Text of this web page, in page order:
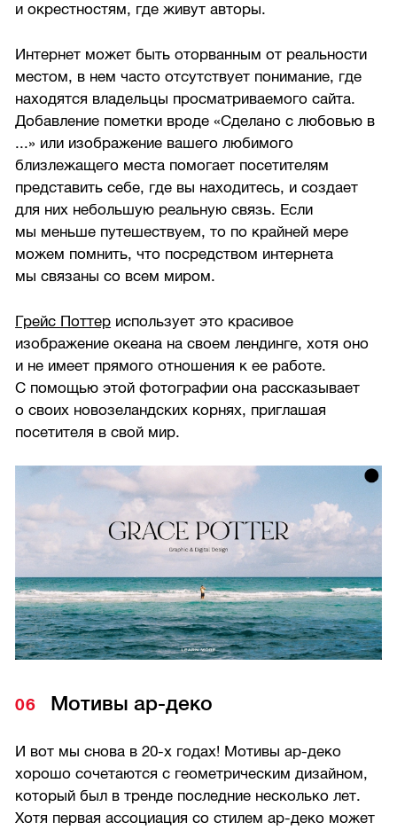
и окрестностям, где живут авторы.
Интернет может быть оторванным от реальности
местом, в нем часто отсутствует понимание, где
находятся владельцы просматриваемого сайта.
Добавление пометки вроде «Сделано с любовью в
...» или изображение вашего любимого
близлежащего места помогает посетителям
представить себе, где вы находитесь, и создает
для них небольшую реальную связь. Если
мы меньше путешествуем, то по крайней мере
можем помнить, что посредством интернета
мы связаны со всем миром.
Грейс Поттер использует это красивое
изображение океана на своем лендинге, хотя оно
и не имеет прямого отношения к ее работе.
С помощью этой фотографии она рассказывает
о своих новозеландских корнях, приглашая
посетителя в свой мир.
Мотивы ар-деко
И вот мы снова в20-х годах! Мотивы ар-деко
хорошо сочетаются с геометрическим дизайном,
который был в тренде последние несколько лет.
Хотя первая ассоциация со стилем ар-деко может